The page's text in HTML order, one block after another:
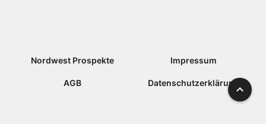
Nordwest Prospekte Impressum
AGB Datenschutzerklärung Nach